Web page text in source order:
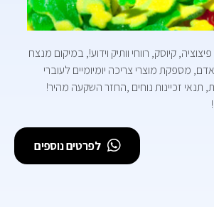
קיוסק, רווחי וותיק וידוע!, במיקום מנצח
מספקת מוצרי צריכה יומיומיים לעוברי
תנאי זכיינות נוחים ,החזר השקעה מהיר!
לפרטים נוספים